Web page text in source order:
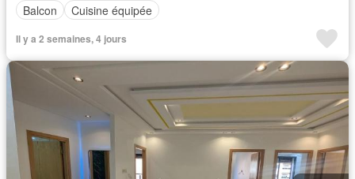
Balcon
Cuisine équipée
Il y a 2 semaines, 4 jours